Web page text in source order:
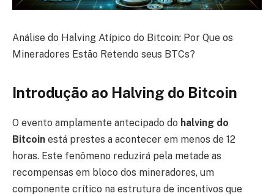
Análise do Halving Atípico do Bitcoin: Por Que os
Mineradores Estão Retendo seus BTCs?
Introdução ao Halving do Bitcoin
O evento amplamente antecipado do halving do
Bitcoin está prestes a acontecer em menos de 12
horas. Este fenômeno reduzirá pela metade as
recompensas em bloco dos mineradores, um
componente crítico na estrutura de incentivos que